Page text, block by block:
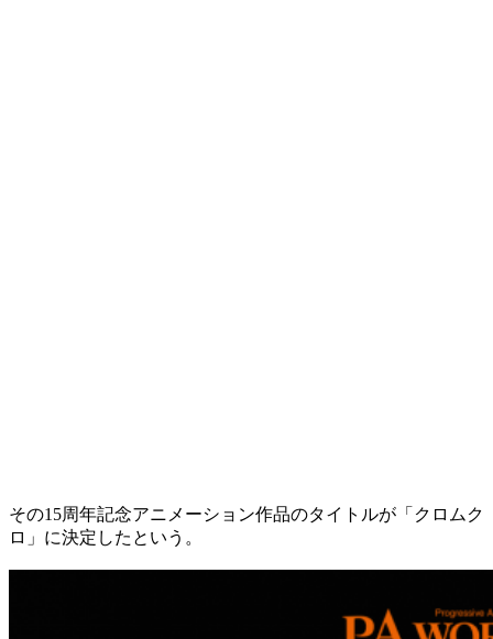
その15周年記念アニメーション作品のタイトルが「クロムク
ロ」に決定したという。